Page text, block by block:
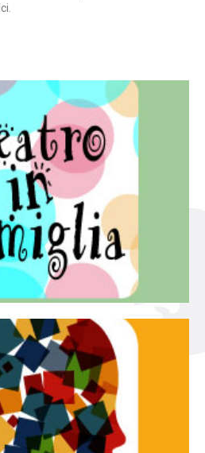
in famiglia
rassegna di teatro concepita
e godere del teatro all’intera
famiglia.
Continua
è una rassegna di teatro
e sperimentale.
Continua